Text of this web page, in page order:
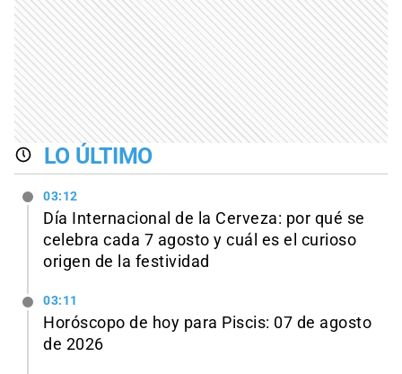
LO ÚLTIMO
03:12
Día Internacional de la Cerveza: por qué se
celebra cada 7 agosto y cuál es el curioso
origen de la festividad
03:11
Horóscopo de hoy para Piscis: 07 de agosto
de 2026